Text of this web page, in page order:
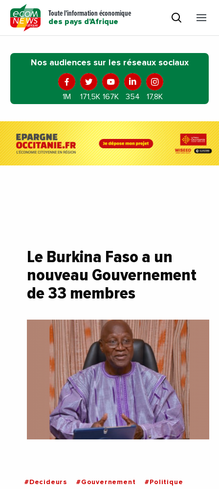
Toute l'information économique
des pays d'Afrique
Nos audiences sur les réseaux sociaux
1M 171,5K 167K 354 17,8K
Le Burkina Faso a un
nouveau Gouvernement
de 33 membres
#Decideurs #Gouvernement
#Politique